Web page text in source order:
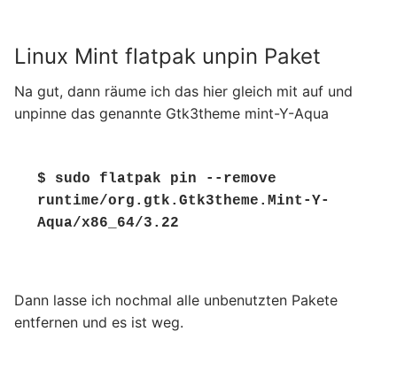
Linux Mint flatpak unpin Paket
Na gut, dann räume ich das hier gleich mit auf und
unpinne das genannte Gtk3theme mint-Y-Aqua
$ sudo flatpak pin --remove
runtime/org.gtk.Gtk3theme.Mint-Y-
Aqua/x86_64/3.22
Dann lasse ich nochmal alle unbenutzten Pakete
entfernen und es ist weg.